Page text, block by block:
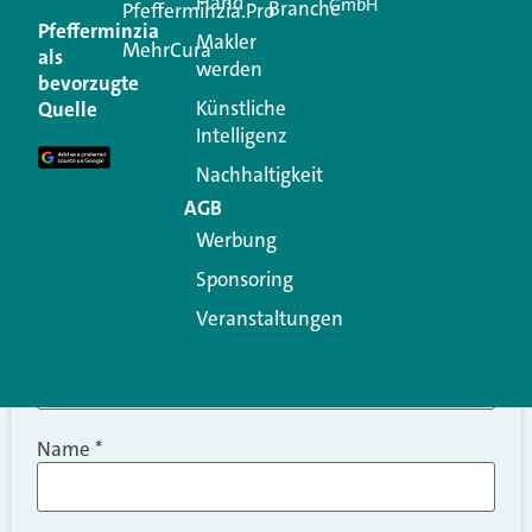
Kommentar
Ihre E-Mail-Adresse wird nicht veröffentlicht.
Erforderliche Felder sind mit
Kommentar
Name *
Pfefferminzia
als
bevorzugte
Quelle
Pfefferminzia.Pro
MehrCuraMakler
werden
Künstliche
Intelligenz
Nachhaltigkeit
AGB
Werbung
Sponsoring
Veranstaltungen
Branche